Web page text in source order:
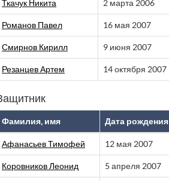
Ткачук Никита 2 марта 2006
Романов Павел 16 мая 2007
Смирнов Кирилл 9 июня 2007
Резанцев Артем 14 октября 2007
Фамилия, имя Дата рождения
Афанасьев Тимофей 12 мая 2007
Коровников Леонид 5 апреля 2007